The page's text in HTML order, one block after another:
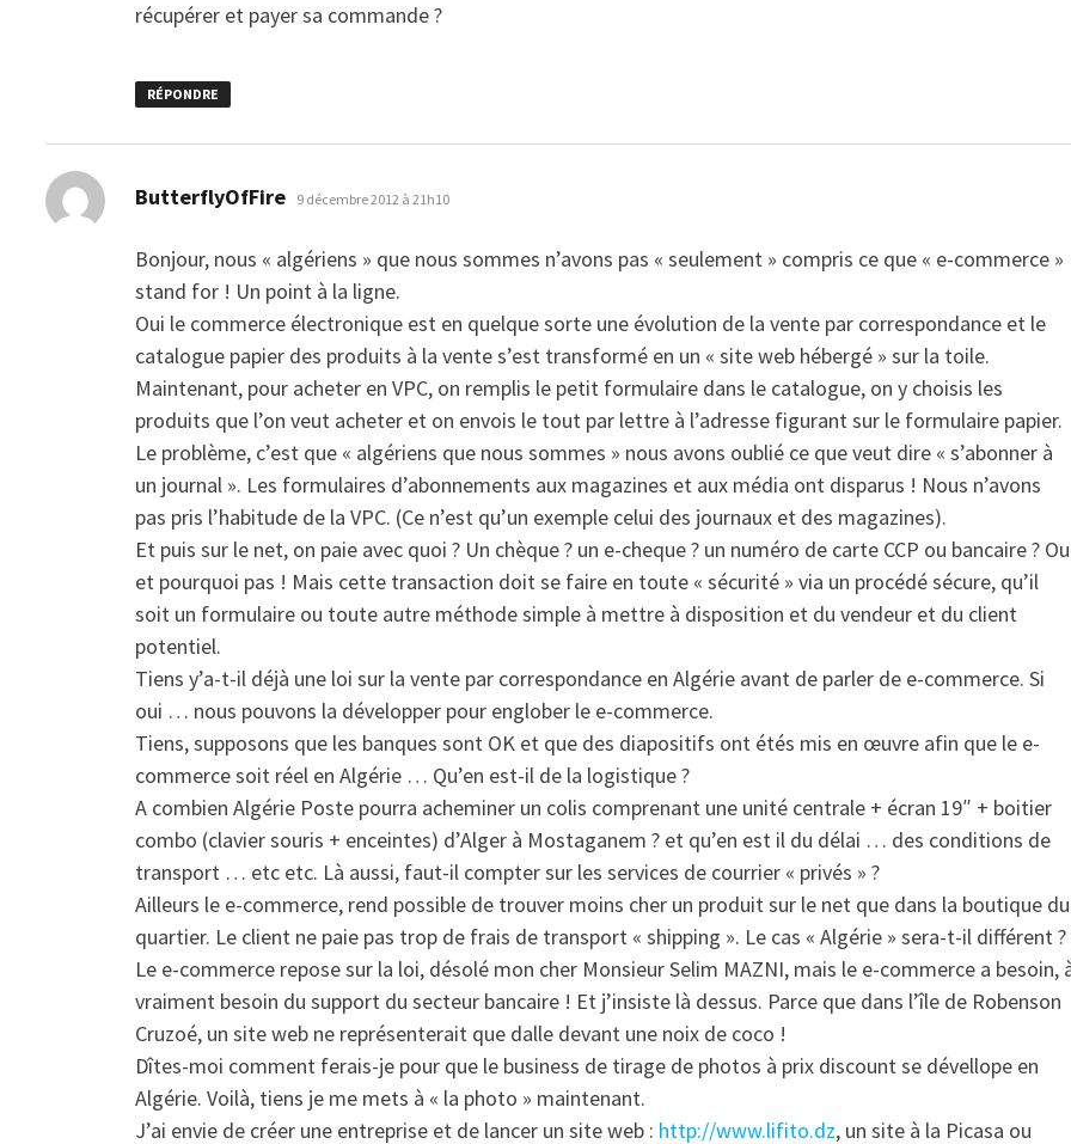
récupérer et payer sa commande ?
RÉPONDRE
ButterflyOfFire dit :
9 décembre 2012 à 21h10
Bonjour, nous « algériens » que nous sommes n’avons pas « seulement » compris ce que « e-commerce »
stand for ! Un point à la ligne.
Oui le commerce électronique est en quelque sorte une évolution de la vente par correspondance et le
catalogue papier des produits à la vente s’est transformé en un « site web hébergé » sur la toile.
Maintenant, pour acheter en VPC, on remplis le petit formulaire dans le catalogue, on y choisis les
produits que l’on veut acheter et on envois le tout par lettre à l’adresse figurant sur le formulaire papier.
Le problème, c’est que « algériens que nous sommes » nous avons oublié ce que veut dire « s’abonner à
un journal ». Les formulaires d’abonnements aux magazines et aux média ont disparus ! Nous n’avons
pas pris l’habitude de la VPC. (Ce n’est qu’un exemple celui des journaux et des magazines).
Et puis sur le net, on paie avec quoi ? Un chèque ? un e-cheque ? un numéro de carte CCP ou bancaire ?
et pourquoi pas ! Mais cette transaction doit se faire en toute « sécurité » via un procédé sécure, qu’il
soit un formulaire ou toute autre méthode simple à mettre à disposition et du vendeur et du client
potentiel.
Tiens y’a-t-il déjà une loi sur la vente par correspondance en Algérie avant de parler de e-commerce. Si
oui … nous pouvons la développer pour englober le e-commerce.
Tiens, supposons que les banques sont OK et que des diapositifs ont étés mis en œuvre afin que le e-
commerce soit réel en Algérie … Qu’en est-il de la logistique ?
A combien Algérie Poste pourra acheminer un colis comprenant une unité centrale + écran 19″ + boitier
combo (clavier souris + enceintes) d’Alger à Mostaganem ? et qu’en est il du délai … des conditions de
transport … etc etc. Là aussi, faut-il compter sur les services de courrier « privés » ?
Ailleurs le e-commerce, rend possible de trouver moins cher un produit sur le net que dans la boutique du
quartier. Le client ne paie pas trop de frais de transport « shipping ». Le cas « Algérie » sera-t-il différent ?
Le e-commerce repose sur la loi, désolé mon cher Monsieur Selim MAZNI, mais le e-commerce a besoin,
vraiment besoin du support du secteur bancaire ! Et j’insiste là dessus. Parce que dans l’île de Robenson
Cruzoé, un site web ne représenterait que dalle devant une noix de coco !
Dîtes-moi comment ferais-je pour que le business de tirage de photos à prix discount se dévellope en
Algérie. Voilà, tiens je me mets à « la photo » maintenant.
J’ai envie de créer une entreprise et de lancer un site web : http://www.lifito.dz, un site à la Picasa ou